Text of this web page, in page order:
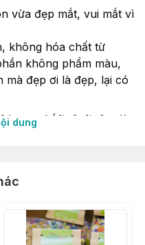
vừa đẹp mắt, vui mắt vì
không hóa chất từ
không phẩm màu,
mà đẹp ơi là đẹp, lại có
𝒓𝒂𝒖 𝒄𝒖̉ (𝒅𝒂̀𝒏𝒉 𝒅𝒂̀𝒏𝒉, 𝒄𝒂̉𝒊
vừa phải, luộc xong
Mấy hôm bận rộn chỉ
và rau thái nhỏ vào là
đổi bữa hay mẹ để sẵn
dung